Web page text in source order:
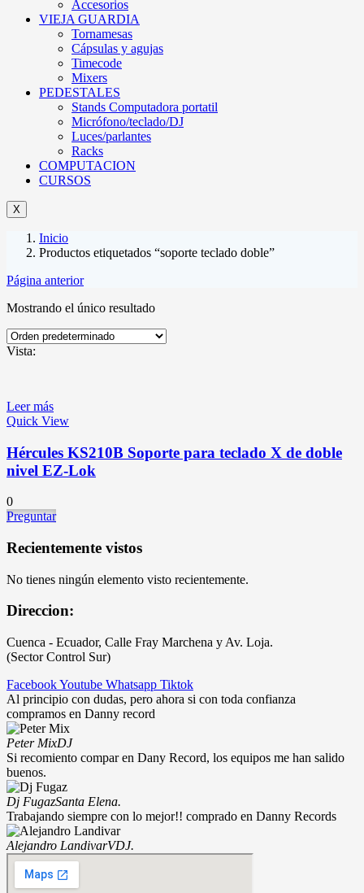
Accesorios
VIEJA GUARDIA
Tornamesas
Cápsulas y agujas
Timecode
Mixers
PEDESTALES
Stands Computadora portatil
Micrófono/teclado/DJ
Luces/parlantes
Racks
COMPUTACION
CURSOS
X
Inicio
Productos etiquetados “soporte teclado doble”
Página anterior
Mostrando el único resultado
Vista:
Leer más
Quick View
Hércules KS210B Soporte para teclado X de doble
nivel EZ-Lok
0
Preguntar
Recientemente vistos
No tienes ningún elemento visto recientemente.
Direccion:
Cuenca - Ecuador, Calle Fray Marchena y Av. Loja.
(Sector Control Sur)
FacebookYoutube Whatsapp Tiktok
Al principio con dudas, pero ahora si con toda confianza
compramos en Danny record
Peter MixDJ
Si recomiento compar en Dany Record, los equipos me han salido
buenos.
Dj FugazSanta Elena.
Trabajando siempre con lo mejor!! comprado en Danny Records
Alejandro LandivarVDJ.